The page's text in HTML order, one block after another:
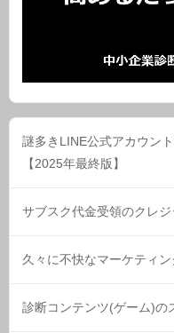
謎多きLINE公式アカウン
【2025年最終版】
サブスク代金受領のクレ
久々に不快なマーケティン
診断コンテンツ(ゲーム)の